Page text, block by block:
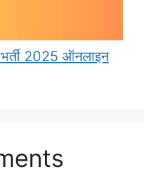
भर्ती 2025 ऑनलाइन